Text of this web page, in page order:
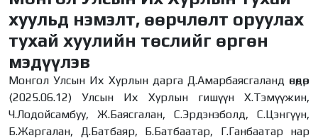
хуульд нэмэлт, өөрчлөлт оруулах
тухай хуулийн төслийг өргөн
мэдүүлэв
Монгол Улсын Их Хурлын дарга Д.Амарбаясгаланд өнөөдөр
(2025.06.12) Улсын Их Хурлын гишүүн Х.Тэмүүжин,
Ч.Лодойсамбуу, Ж.Баясгалан, С.Эрдэнэболд, С.Цэнгүүн,
Б.Жаргалан, Д.Батбаяр, Б.Батбаатар, Г.Ганбаатар нар